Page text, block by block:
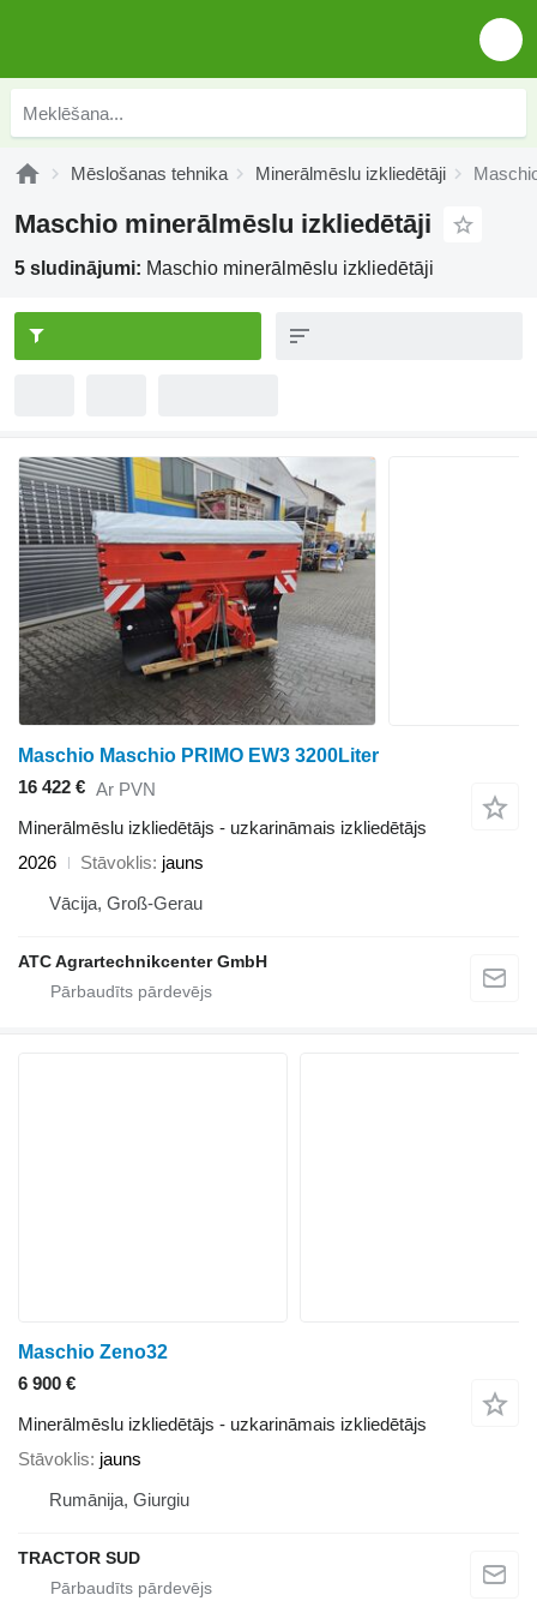
Mēslošanas tehnika Minerālmēslu izkliedētāji
Maschio minerālmēslu izkliedētāji
5 sludinājumi: Maschio minerālmēslu izkliedētāji
Maschio Maschio PRIMO EW3 3200Liter
16 422 € Ar PVN
Minerālmēslu izkliedētājs - uzkarināmais izkliedētājs
2026
Stāvoklis jauns
Vācija, Groß-Gerau
ATC Agrartechnikcenter GmbH
Maschio Zeno32
6 900 €
Minerālmēslu izkliedētājs - uzkarināmais izkliedētājs
Stāvoklis jauns
Rumānija, Giurgiu
TRACTOR SUD